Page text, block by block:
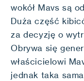
wokół Mavs są
Duża część
za decyzję o
Obrywa się
właścicielowi
jednak taka